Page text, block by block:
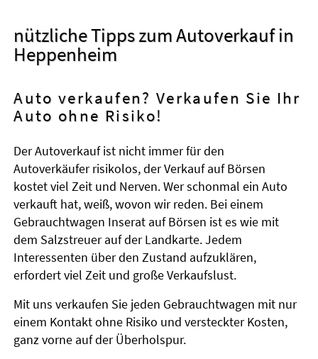
nützliche Tipps zum Autoverkauf in
Heppenheim
Auto verkaufen? Verkaufen Sie Ihr
Auto ohne Risiko!
Der Autoverkauf ist nicht immer für den
Autoverkäufer risikolos, der Verkauf auf Börsen
kostet viel Zeit und Nerven. Wer schonmal ein Auto
verkauft hat, weiß, wovon wir reden. Bei einem
Gebrauchtwagen Inserat auf Börsen ist es wie mit
dem Salzstreuer auf der Landkarte. Jedem
Interessenten über den Zustand aufzuklären,
erfordert viel Zeit und große Verkaufslust.
Mit uns verkaufen Sie jeden Gebrauchtwagen mit nur
einem Kontakt ohne Risiko und versteckter Kosten,
ganz vorne auf der Überholspur.